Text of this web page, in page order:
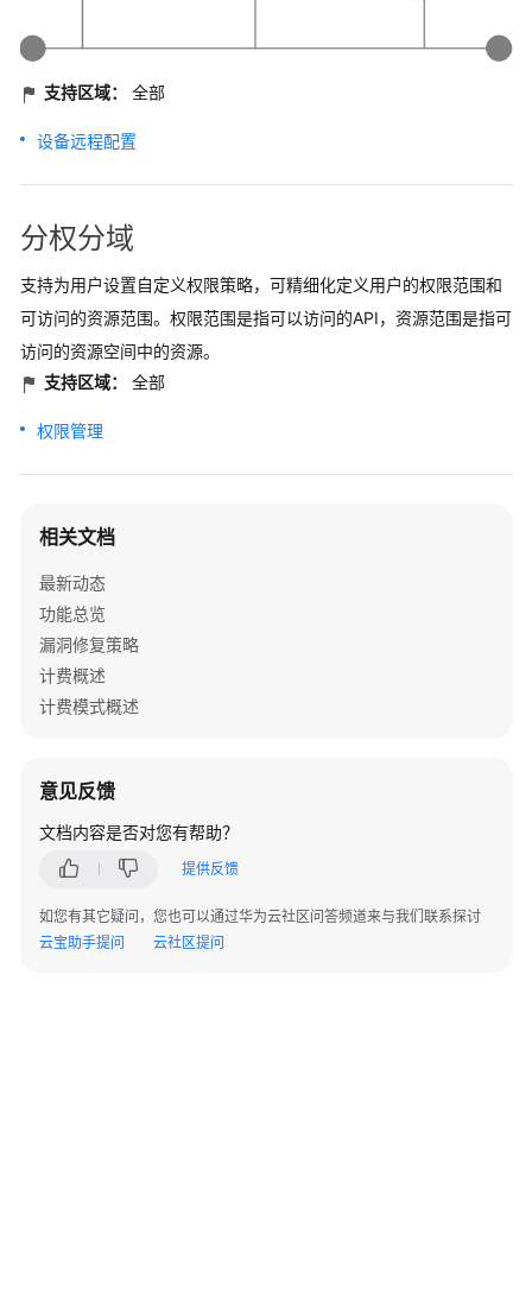
支持区域： 全部
设备远程配置
分权分域
支持为用户设置自定义权限策略，可精细化定义用户的权限范围和
可访问的资源范围。权限范围是指可以访问的API，资源范围是指可
访问的资源空间中的资源。
支持区域：
全部
权限管理
相关文档
最新动态
功能总览
漏洞修复策略
计费概述
计费模式概述
意见反馈
文档内容是否对您有帮助？
提供反馈
如您有其它疑问，您也可以通过华为云社区问答频道来与我们联系探讨
云宝助手提问
云社区提问